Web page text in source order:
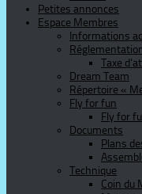
Petites annonces
Espace Membres
Informations
Taxe
Dream Team
Répertoire «
Fly for fun
Fly for
Documents
Plans
Technique
Coin du